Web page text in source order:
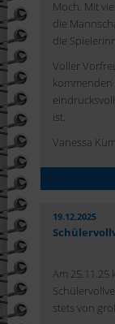
Moch. Mit
die
die
Voller
kommenden
ist.
Vanessa
19.12.2025
Am
stets von